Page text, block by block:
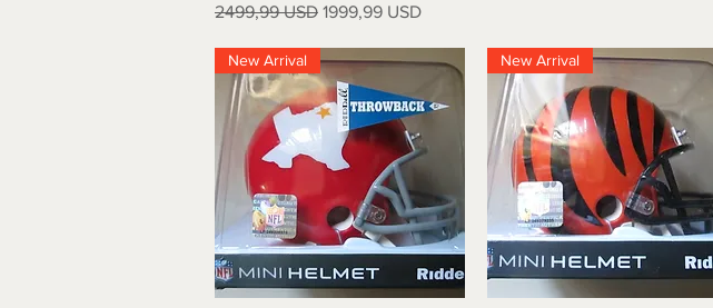
Prezzo regolare
2499,99 USD Prezzo scontato
1999,99 USD
New Arrival New Arrival